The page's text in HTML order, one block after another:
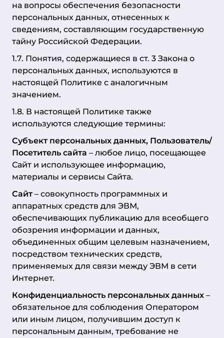
на вопросы обеспечения безопасности
персональных данных, отнесенных к
сведениям, составляющим государственную
тайну Российской Федерации.
1.7. Понятия, содержащиеся в ст. 3 Закона о
персональных данных, используются в
настоящей Политике с аналогичным
значением.
1.8. В настоящей Политике также
используются следующие термины:
Субъект персональных данных, Пользователь/
Посетитель сайта – любое лицо, посещающее
Сайт и использующее информацию,
материалы и сервисы Сайта.
Сайт– совокупность программных и
аппаратных средств для ЭВМ,
обеспечивающих публикацию для всеобщего
обозрения информации и данных,
объединенных общим целевым назначением,
посредством технических средств,
применяемых для связи между ЭВМ в сети
Интернет.
Конфиденциальность персональных данных –
обязательное для соблюдения Оператором
или иным лицом, получившим доступ к
персональным данным, требование не